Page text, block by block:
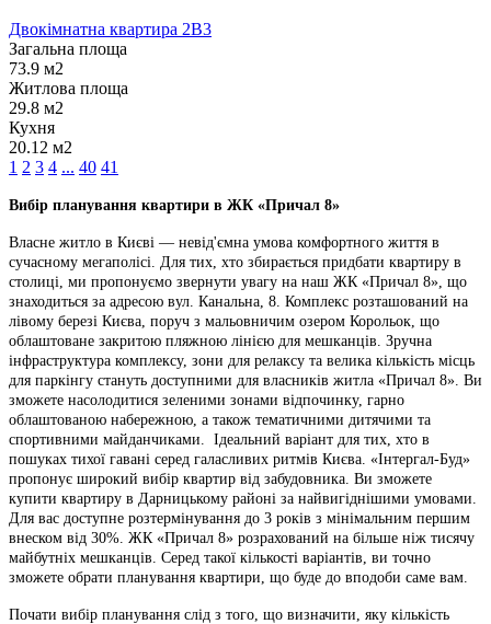
Двокімнатна квартира 2В3
Загальна площа
73.9 м2
Житлова площа
29.8 м2
Кухня
20.12 м2
1 2 3 4 ... 40 41
Вибір планування квартири в ЖК «Причал 8»
Власне житло в Києві — невід'ємна умова комфортного життя в
сучасному мегаполісі. Для тих, хто збирається придбати квартиру в
столиці, ми пропонуємо звернути увагу на наш ЖК «Причал 8», що
знаходиться за адресою вул. Канальна, 8. Комплекс розташований на
лівому березі Києва, поруч з мальовничим озером Корольок, що
облаштоване закритою пляжною лінією для мешканців. Зручна
інфраструктура комплексу, зони для релаксу та велика кількість місць
для паркінгу стануть доступними для власників житла «Причал 8». Ви
зможете насолодитися зеленими зонами відпочинку, гарно
облаштованою набережною, а також тематичними дитячими та
спортивними майданчиками. Ідеальний варіант для тих, хто в
пошуках тихої гавані серед галасливих ритмів Києва. «Інтергал-Буд»
пропонує широкий вибір квартир від забудовника. Ви зможете
купити квартиру в Дарницькому районі за найвигіднішими умовами.
Для вас доступне розтермінування до 3 років з мінімальним першим
внеском від 30%. ЖК «Причал 8» розрахований на більше ніж тисячу
майбутніх мешканців. Серед такої кількості варіантів, ви точно
зможете обрати планування квартири, що буде до вподоби саме вам.
Почати вибір планування слід з того, що визначити, яку кількість